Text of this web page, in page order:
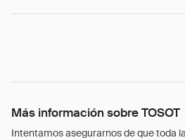
Más información sobre TOSOT
Intentamos asegurarnos de que toda